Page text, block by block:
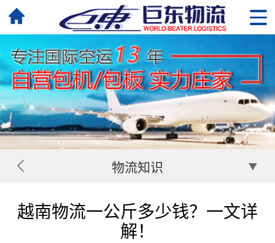
物流知识
越南物流一公斤多少钱？一文详
解！